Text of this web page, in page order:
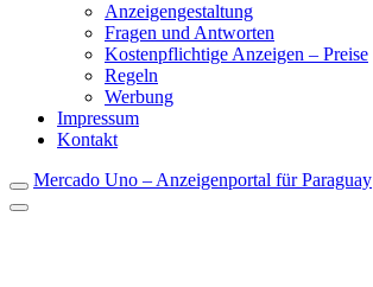
Anzeigengestaltung
Fragen und Antworten
Kostenpflichtige Anzeigen – Preise
Regeln
Werbung
Impressum
Kontakt
Mercado Uno – Anzeigenportal für Paraguay